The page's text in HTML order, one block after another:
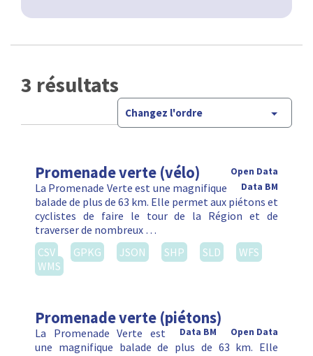
3 résultats
Changez l'ordre
Promenade verte (vélo)
Open Data
Data BM
La Promenade Verte est une magnifique
balade de plus de 63 km. Elle permet aux piétons et
cyclistes de faire le tour de la Région et de
traverser de nombreux …
CSV
GPKG JSON SHP SLD
WFS
WMS
Promenade verte (piétons)
Open Data
Data BM
La Promenade Verte est
une magnifique balade de plus de 63 km. Elle